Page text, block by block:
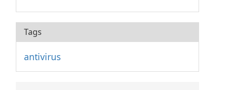
Tags
antivirus